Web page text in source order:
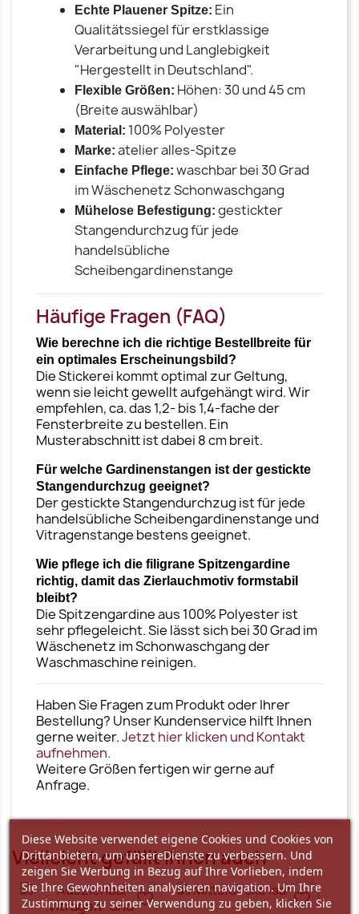
Echte Plauener Spitze: Ein
Qualitätssiegel für erstklassige
Verarbeitung und Langlebigkeit
"Hergestellt in Deutschland".
Flexible Größen: Höhen: 30 und 45 cm
(Breite auswählbar)
Material: 100% Polyester
Marke: atelier alles-Spitze
Einfache Pflege: waschbar bei 30 Grad
im Wäschenetz Schonwaschgang
Mühelose Befestigung: gestickter
Stangendurchzug für jede
handelsübliche
Scheibengardinenstange
Häufige Fragen (FAQ)
Wie berechne ich die richtige Bestellbreite für
ein optimales Erscheinungsbild?
Die Stickerei kommt optimal zur Geltung,
wenn sie leicht gewellt aufgehängt wird. Wir
empfehlen, ca. das 1,2- bis 1,4-fache der
Fensterbreite zu bestellen. Ein
Musterabschnitt ist dabei 8 cm breit.
Für welche Gardinenstangen ist der gestickte
Stangendurchzug geeignet?
Der gestickte Stangendurchzug ist für jede
handelsübliche Scheibengardinenstange und
Vitragenstange bestens geeignet.
Wie pflege ich die filigrane Spitzengardine
richtig, damit das Zierlauchmotiv formstabil
bleibt?
Die Spitzengardine aus 100% Polyester ist
sehr pflegeleicht. Sie lässt sich bei 30 Grad im
Wäschenetz im Schonwaschgang der
Waschmaschine reinigen.
Haben Sie Fragen zum Produkt oder Ihrer
Bestellung? Unser Kundenservice hilft Ihnen
gerne weiter.Jetzt hier klicken und Kontakt
aufnehmen.
Weitere Größen fertigen wir gerne auf
Anfrage.
Vielleicht gefällt Ihnen auch
favorite_border favorite_border
Diese Website verwendet eigene Cookies und Cookies von
Drittanbietern, um unsereDienste zu verbessern. Und
zeigen Sie Werbung in Bezug auf Ihre Vorlieben, indem
Sie Ihre Gewohnheiten analysieren navigation. Um Ihre
Zustimmung zu seiner Verwendung zu geben, klicken Sie